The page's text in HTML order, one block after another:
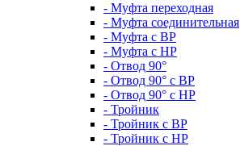
- Муфта переходная
- Муфта соединительная
- Муфта с ВР
- Муфта с НР
- Отвод 90°
- Отвод 90° с ВР
- Отвод 90° с НР
- Тройник
- Тройник с ВР
- Тройник с НР